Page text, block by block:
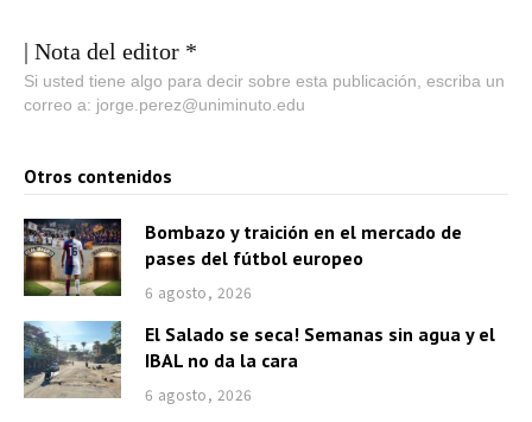
| Nota del editor *
Si usted tiene algo para decir sobre esta publicación, escriba un
correo a: jorge.perez@uniminuto.edu
Otros contenidos
Bombazo y traición en el mercado de
pases del fútbol europeo
6 agosto, 2026
El Salado se seca! Semanas sin agua y el
IBAL no da la cara
6 agosto, 2026